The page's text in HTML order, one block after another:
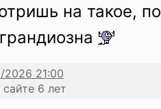
на такое,
6 лет